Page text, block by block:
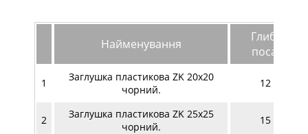
Найменування
Глибина
посадки
1
Заглушка пластикова ZK 20х20
чорний.
12 мм
2
Заглушка пластикова ZK 25х25
чорний.
15 мм